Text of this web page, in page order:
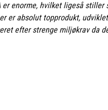
er enorme, hvilket ligeså
er absolut topprodukt,
efter strenge miljøkrav da